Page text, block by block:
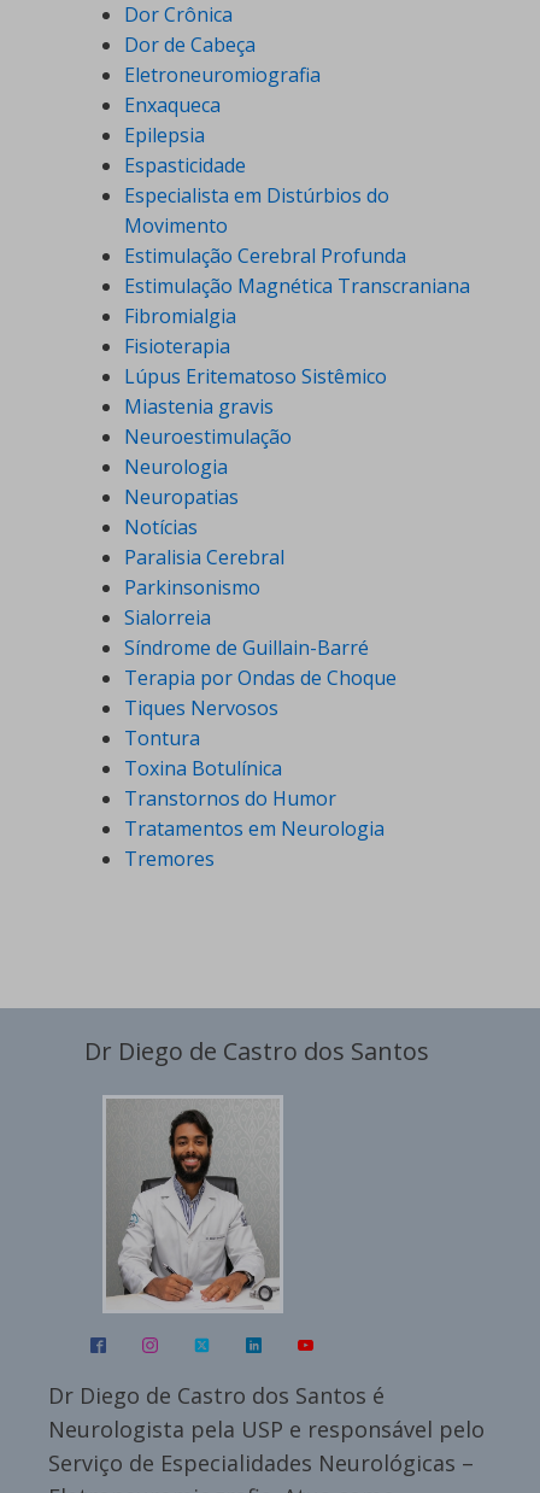
Dor Crônica
Dor de Cabeça
Eletroneuromiografia
Enxaqueca
Epilepsia
Espasticidade
Especialista em Distúrbios do
Movimento
Estimulação Cerebral Profunda
Estimulação Magnética Transcraniana
Fibromialgia
Fisioterapia
Lúpus Eritematoso Sistêmico
Miastenia gravis
Neuroestimulação
Neurologia
Neuropatias
Notícias
Paralisia Cerebral
Parkinsonismo
Sialorreia
Síndrome de Guillain-Barré
Terapia por Ondas de Choque
Tiques Nervosos
Tontura
Toxina Botulínica
Transtornos do Humor
Tratamentos em Neurologia
Tremores
Dr Diego de Castro dos Santos
Dr Diego de Castro dos Santos é
Neurologista pela USP e responsável pelo
Serviço de Especialidades Neurológicas –